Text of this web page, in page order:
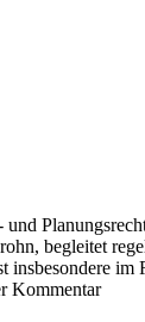
begleitet
insbesondere im
Kommentar